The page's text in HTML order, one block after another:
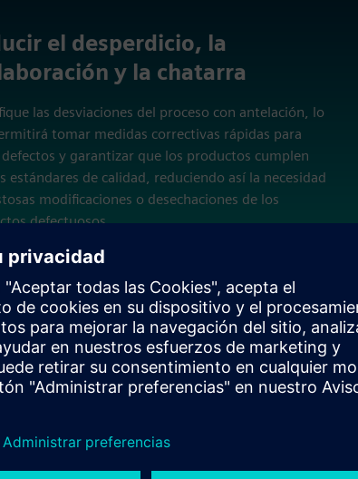
el desperdicio, la
y la chatarra
las desviaciones del proceso con antelación, lo
tomar medidas correctivas rápidas para
y garantizar que los productos cumplen
estándares de calidad, reduciendo así la necesidad
modificaciones o desechaciones de los
defectuosos.
procesos